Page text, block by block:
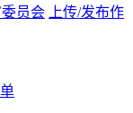
员会
上传/发布作